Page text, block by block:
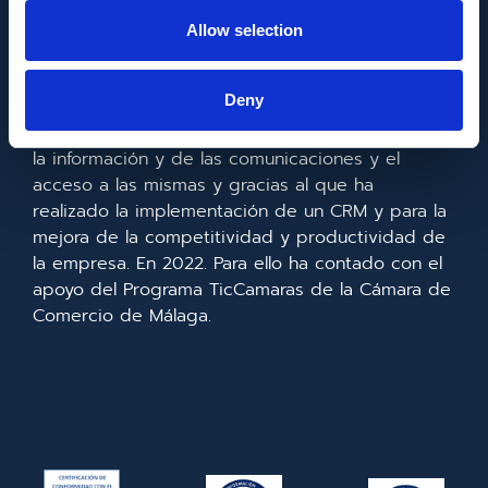
Allow selection
Deny
FONDO EUROPEO DE DESARROLLO REGIONAL
Europeo de Desarrollo Regional cuyo objetivo es
mejorar el uso y la calidad de las tecnologías de
la información y de las comunicaciones y el
acceso a las mismas y gracias al que ha
realizado la implementación de un CRM y para la
mejora de la competitividad y productividad de
la empresa. En 2022. Para ello ha contado con el
apoyo del Programa TicCamaras de la Cámara de
Comercio de Málaga.